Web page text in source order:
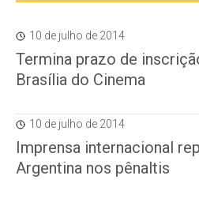
10 de julho de 2014
Termina prazo de
Brasília do Cinema
10 de julho de 2014
Imprensa internacional
Argentina nos pênaltis